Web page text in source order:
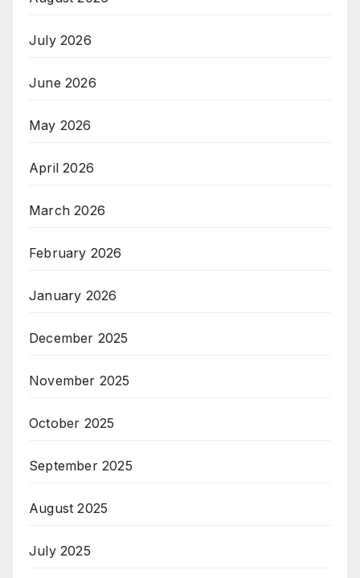
July 2026
June 2026
May 2026
April 2026
March 2026
February 2026
January 2026
December 2025
November 2025
October 2025
September 2025
August 2025
July 2025